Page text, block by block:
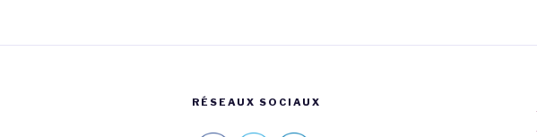
RÉSEAUX SOCIAUX